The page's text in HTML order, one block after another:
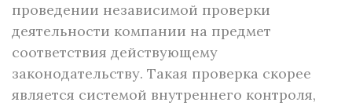
проведении независимой проверки
деятельности компании на предмет
соответствия действующему
законодательству. Такая проверка скорее
является системой внутреннего контроля,